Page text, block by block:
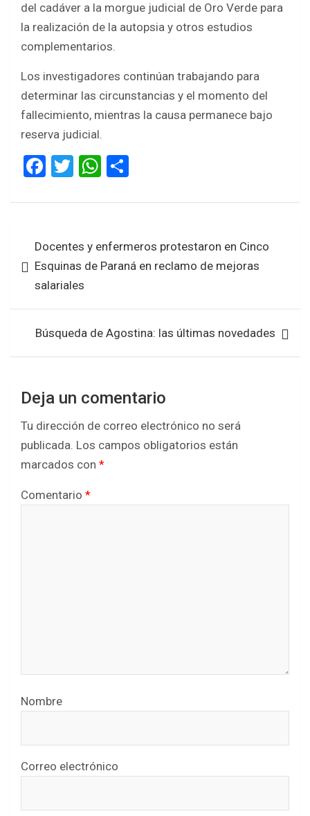
del cadáver a la morgue judicial de Oro Verde para
la realización de la autopsia y otros estudios
complementarios.
Los investigadores continúan trabajando para
determinar las circunstancias y el momento del
fallecimiento, mientras la causa permanece bajo
reserva judicial.
F
ce
o
o
T
tt
W
at
A
p
ar
entradas
Docentes y enfermeros protestaron en Cinco
Esquinas de Paraná en reclamo de mejoras
salariales
Búsqueda de Agostina: las últimas novedades
Deja un comentario
Tu dirección de correo electrónico no será
publicada. Los campos obligatorios están
marcados con *
Comentario *
Nombre
Correo electrónico